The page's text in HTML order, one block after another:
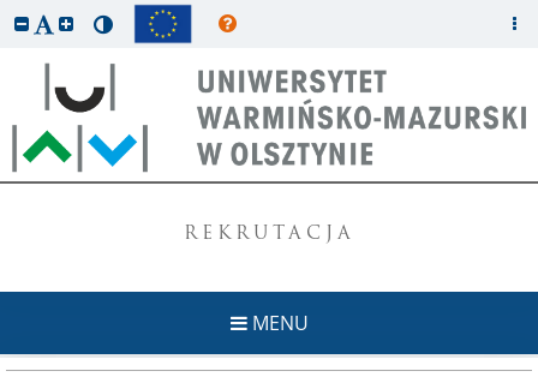
REKRUTACJA
MENU